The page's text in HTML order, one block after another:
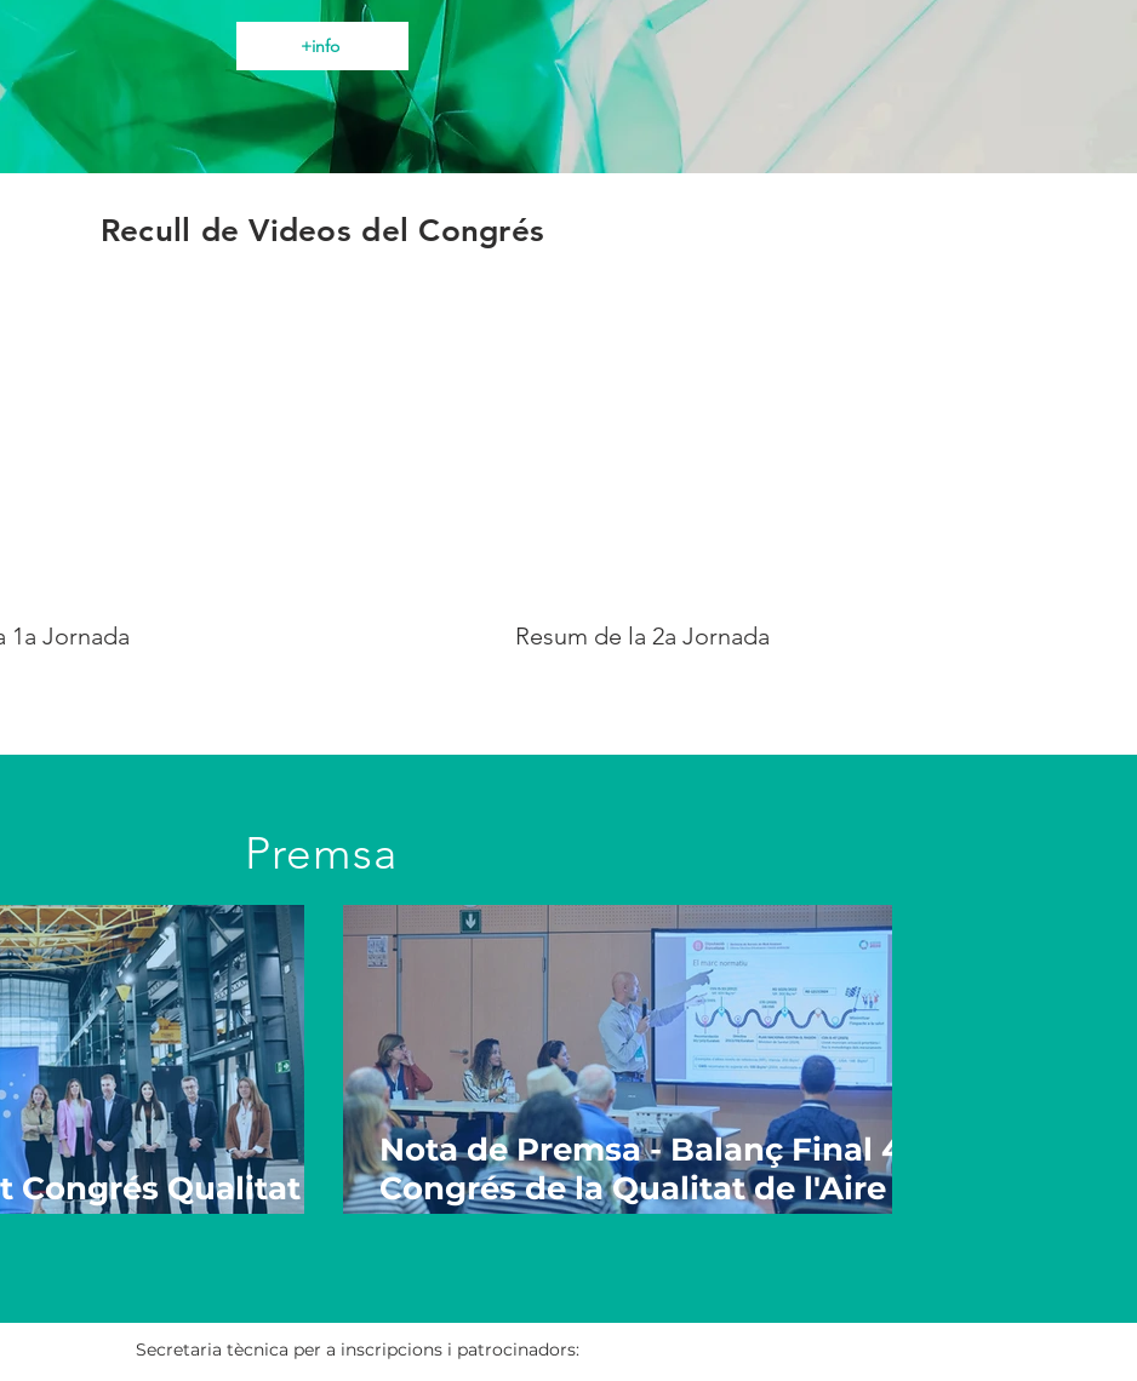
+info
Recull de Videos del Congrés
1a Jornada Resum de la 2a Jornada
Premsa
Congrés Qualitat
2025)
Nota de Premsa - Balanç Final 4t
Congrés de la Qualitat de l'Aire
2025 a Sabadell
Secretaria tècnica per a inscripcions i patrocinadors: